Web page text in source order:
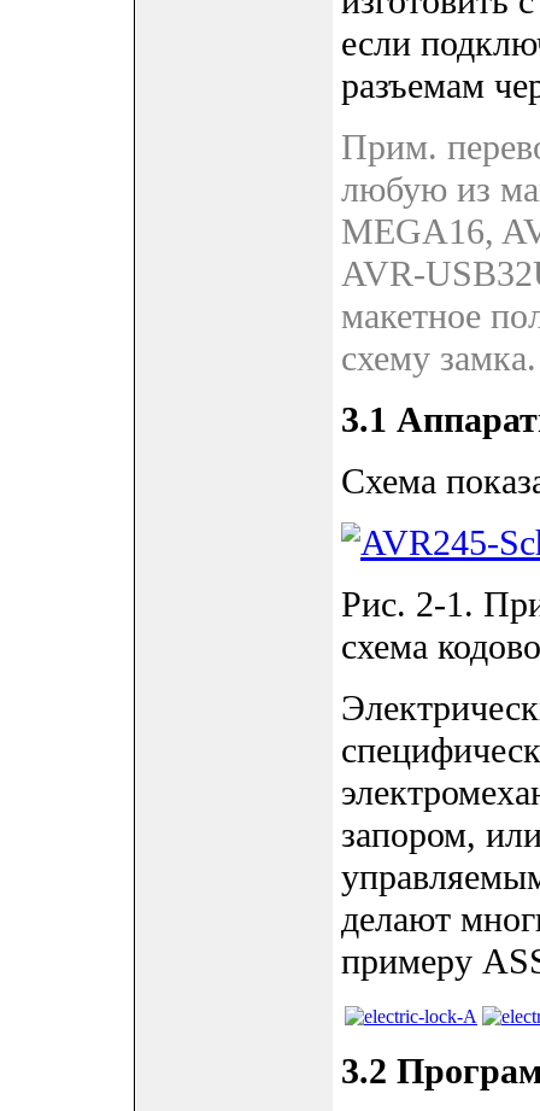
если
разъемам
Прим.
любую из
MEGA16,
AVR-
макетное
схему замка.
3.1
Схема
Рис. 2-1.
схема
запором,
делают
примеру
3.2